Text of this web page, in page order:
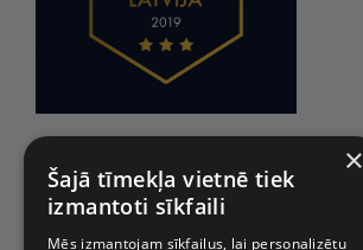
×
Šajā tīmekļa vietnē tiek
izmantoti sīkfaili
Mēs izmantojam sīkfailus, lai personalizētu